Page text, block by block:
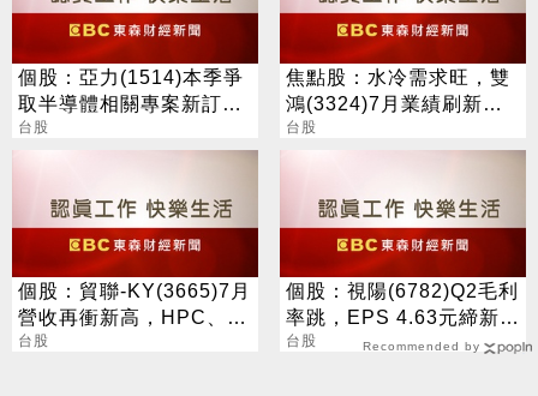
個股：亞力(1514)本季爭
取半導體相關專案新訂
單，上半年每股盈餘挑戰
台股
焦點股：水冷需求旺，雙
鴻(3324)7月業績刷新紀
錄，今股價噴漲停
台股
個股：貿聯-KY(3665)7月
營收再衝新高，HPC、半
導體挹注長期成長動能
台股
個股：視陽(6782)Q2毛利
率跳，EPS 4.63元締新
猷，本季營運續看旺
台股 Recommended by